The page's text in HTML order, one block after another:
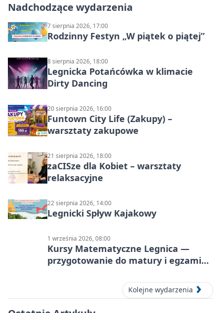
Nadchodzące wydarzenia
7 sierpnia 2026, 17:00
Rodzinny Festyn „W piątek o piątej”
8 sierpnia 2026, 18:00
Legnicka Potańcówka w klimacie
Dirty Dancing
20 sierpnia 2026, 16:00
Funtown City Life (Zakupy) –
warsztaty zakupowe
21 sierpnia 2026, 18:00
zaCISze dla Kobiet – warsztaty
relaksacyjne
22 sierpnia 2026, 14:00
Legnicki Spływ Kajakowy
1 września 2026, 08:00
Kursy Matematyczne Legnica —
przygotowanie do matury i egzaminu
Kolejne wydarzenia